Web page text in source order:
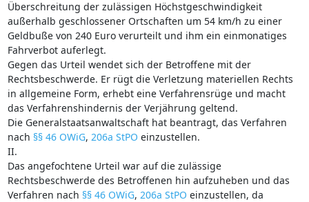
Überschreitung der zulässigen Höchstgeschwindigkeit
außerhalb geschlossener Ortschaften um 54 km/h zu einer
Geldbuße von 240 Euro verurteilt und ihm ein einmonatiges
Fahrverbot auferlegt.
Gegen das Urteil wendet sich der Betroffene mit der
Rechtsbeschwerde. Er rügt die Verletzung materiellen Rechts
in allgemeine Form, erhebt eine Verfahrensrüge und macht
das Verfahrenshindernis der Verjährung geltend.
Die Generalstaatsanwaltschaft hat beantragt, das Verfahren
nach §§ 46 OWiG, 206a StPO einzustellen.
II.
Das angefochtene Urteil war auf die zulässige
Rechtsbeschwerde des Betroffenen hin aufzuheben und das
Verfahren nach §§ 46 OWiG, 206a StPO einzustellen, da